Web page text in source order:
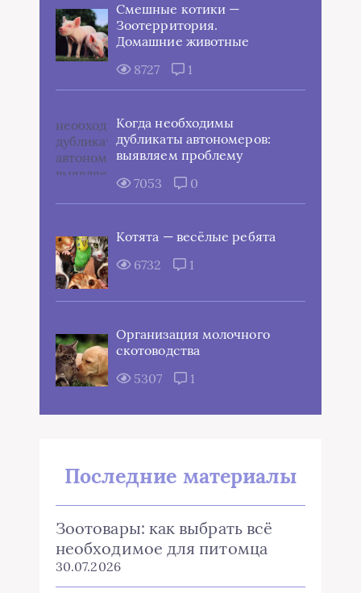
Смешные котики —
Зоотерритория.
Домашние животные
8727
1
Когда необходимы
дубликаты автономеров:
выявляем проблему
7053
0
Котята — весёлые ребята
6732
1
Организация молочного
скотоводства
5307
1
Последние материалы
Зоотовары: как выбрать всё
необходимое для питомца
30.07.2026